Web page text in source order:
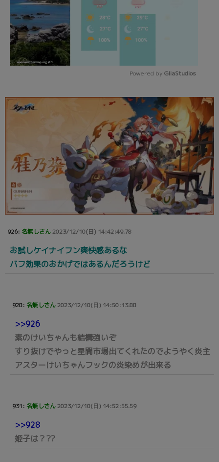
Powered by GliaStudios
926: 名無しさん2023/12/10(日) 14:42:49.78
お試しケイナイフン爽快感あるな
バフ効果のおかげではあるんだろうけど
928: 名無しさん2023/12/10(日) 14:50:13.88
>>926
素のけいちゃんも結構強いぞ
すり抜けでやっと星間市場出てくれたのでようやく炎主
アスターけいちゃんフックの炎染めが出来る
931: 名無しさん2023/12/10(日) 14:52:55.59
>>928
姫子は？??